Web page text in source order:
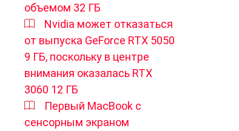
объемом 32 ГБ
Nvidia может отказаться
от выпуска GeForce RTX 5050
9 ГБ, поскольку в центре
внимания оказалась RTX
3060 12 ГБ
Первый MacBook с
сенсорным экраном